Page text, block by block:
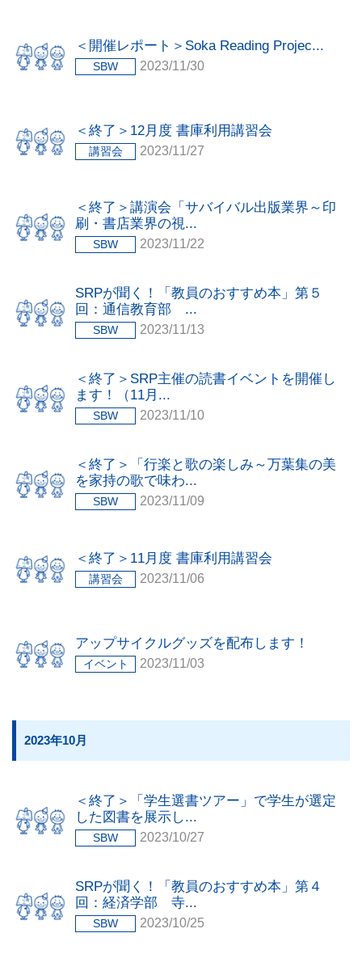
＜開催レポート＞Soka Reading Projec...
SBW 2023/11/30
＜終了＞12月度 書庫利用講習会
講習会 2023/11/27
＜終了＞講演会「サバイバル出版業界～印
刷・書店業界の視...
SBW 2023/11/22
SRPが聞く！「教員のおすすめ本」第５
回：通信教育部 ...
SBW 2023/11/13
＜終了＞SRP主催の読書イベントを開催し
ます！（11月...
SBW 2023/11/10
＜終了＞「行楽と歌の楽しみ～万葉集の美
を家持の歌で味わ...
SBW 2023/11/09
＜終了＞11月度 書庫利用講習会
講習会 2023/11/06
アップサイクルグッズを配布します！
イベント 2023/11/03
2023年10月
＜終了＞「学生選書ツアー」で学生が選定
した図書を展示し...
SBW 2023/10/27
SRPが聞く！「教員のおすすめ本」第４
回：経済学部 寺...
SBW 2023/10/25
サイトマップ プライバシーポリシー